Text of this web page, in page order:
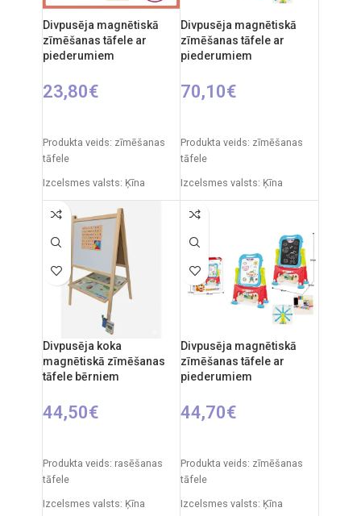
Divpusēja magnētiskā
zīmēšanas tāfele ar
piederumiem
23,80€
Produkta veids: zīmēšanas
tāfele
Izcelsmes valsts: Ķīna
Iepakojuma izmēri: 7 x 49 x
35 cm
Produkta izmēri: 33,5 x 32 x
54,5 cm
Ieteicamais vecums: no 3
gadiem.
Divpusēja magnētiskā
zīmēšanas tāfele ar
piederumiem
70,10€
Produkta veids: zīmēšanas
tāfele
Izcelsmes valsts: Ķīna
Iepakojuma izmēri: 12 x 53,5
x 76,5 cm
Produkta izmēri: 33 x 58 x 110
cm
Ieteicamais vecums: no 3
Divpusēja koka
magnētiskā zīmēšanas
tāfele bērniem
44,50€
Produkta veids: rasēšanas
tāfele
Izcelsmes valsts: Ķīna
Divpusēja magnētiskā
zīmēšanas tāfele ar
piederumiem
44,70€
Produkta veids: zīmēšanas
tāfele
Izcelsmes valsts: Ķīna